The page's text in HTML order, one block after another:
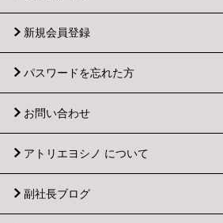
新規会員登録
パスワードを忘れた方
お問い合わせ
アトリエヨシノ について
副社長ブログ